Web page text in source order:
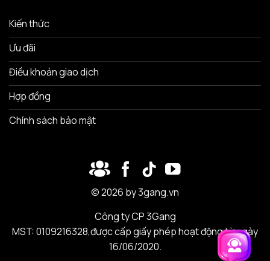
Kiến thức
Ưu đãi
Điều khoản giao dịch
Hợp đồng
Chính sách bảo mật
© 2026 by 3gang.vn
Công ty CP 3Gang
MST: 0109216328,được cấp giấy phép hoạt động từ ngày
16/06/2020.